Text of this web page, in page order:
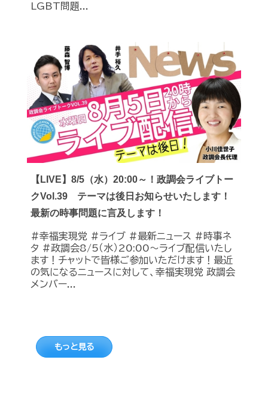
LGBT問題...
【LIVE】8/5（水）20:00～！政調会ライブトー
クVol.39 テーマは後日お知らせいたします！
最新の時事問題に言及します！
#幸福実現党 #ライブ #最新ニュース #時事ネ
タ #政調会8/5（水）20:00～ライブ配信いたし
ます！チャットで皆様ご参加いただけます！最近
の気になるニュースに対して、幸福実現党 政調会
メンバー...
もっと見る